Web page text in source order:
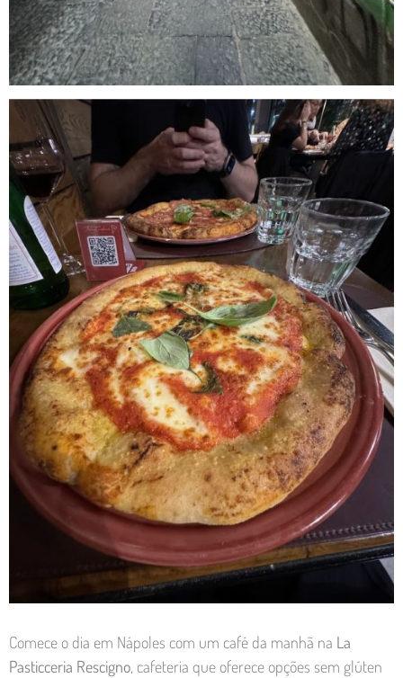
Comece o dia em Nápoles com um café da manhã na La
Pasticceria Rescigno, cafeteria que oferece opções sem glúten